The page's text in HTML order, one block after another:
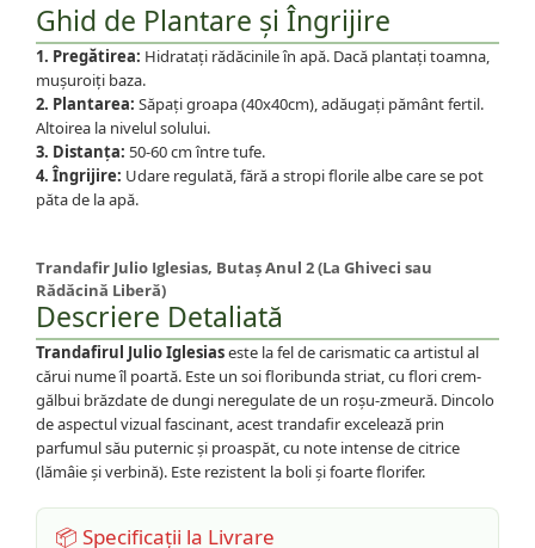
Ghid de Plantare și Îngrijire
1. Pregătirea: Hidratați rădăcinile în apă. Dacă plantați toamna,
mușuroiți baza.
2. Plantarea: Săpați groapa (40x40cm), adăugați pământ fertil.
Altoirea la nivelul solului.
3. Distanța: 50-60 cm între tufe.
4. Îngrijire: Udare regulată, fără a stropi florile albe care se pot
păta de la apă.
Trandafir Julio Iglesias, Butaș Anul 2 (La Ghiveci sau
Rădăcină Liberă)
Descriere Detaliată
Trandafirul Julio Iglesiaseste la fel de carismatic ca artistul al
cărui nume îl poartă. Este un soi floribunda striat, cu flori crem-
gălbui brăzdate de dungi neregulate de un roșu-zmeură. Dincolo
de aspectul vizual fascinant, acest trandafir excelează prin
parfumul său puternic și proaspăt, cu note intense de citrice
(lămâie și verbină). Este rezistent la boli și foarte florifer.
📦 Specificații la Livrare